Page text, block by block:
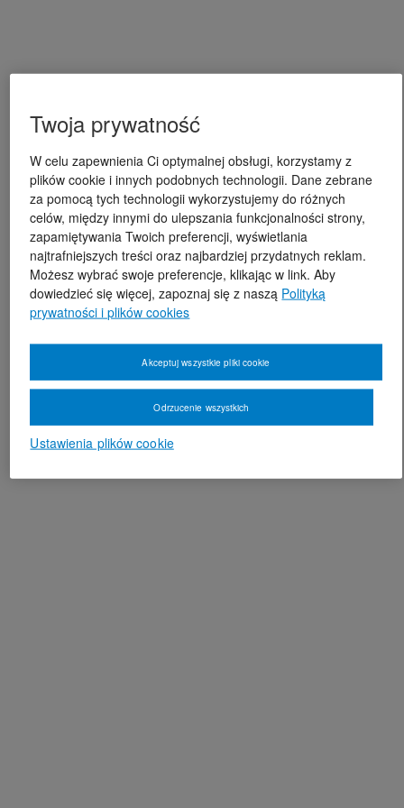
Twoja prywatność
W celu zapewnienia Ci optymalnej obsługi, korzystamy z
plików cookie i innych podobnych technologii. Dane zebrane
za pomocą tych technologii wykorzystujemy do różnych
celów, między innymi do ulepszania funkcjonalności strony,
zapamiętywania Twoich preferencji, wyświetlania
najtrafniejszych treści oraz najbardziej przydatnych reklam.
Możesz wybrać swoje preferencje, klikając w link. Aby
dowiedzieć się więcej, zapoznaj się z naszą Polityką
prywatności i plików cookies
Ustawienia plików cookie
Odrzucenie wszystkich
Akceptuj wszystkie pliki cookie